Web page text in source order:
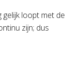
loopt met de
zijn; dus